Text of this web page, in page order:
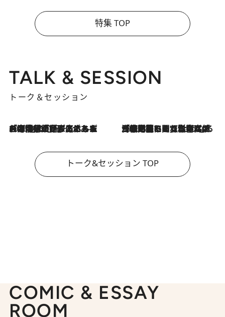
特集 TOP
TALK & SESSION
トーク＆セッション
2026.8.3
「今後値上げがあるとすれば…」「リスクがあるのは今年の冬」エネルギー専門家が語る、ホルムズ海峡封鎖が家庭にもたらす“ある心配” 2026.8.3
「住宅建てられない…」「サーチャージ料の高値が続いている」ホルムズ海峡封鎖による影響はいつまで続く？《エネルギー専門家に聞く“どうなる日本の暮らし”》
トーク&セッション TOP
COMIC & ESSAY
ROOM